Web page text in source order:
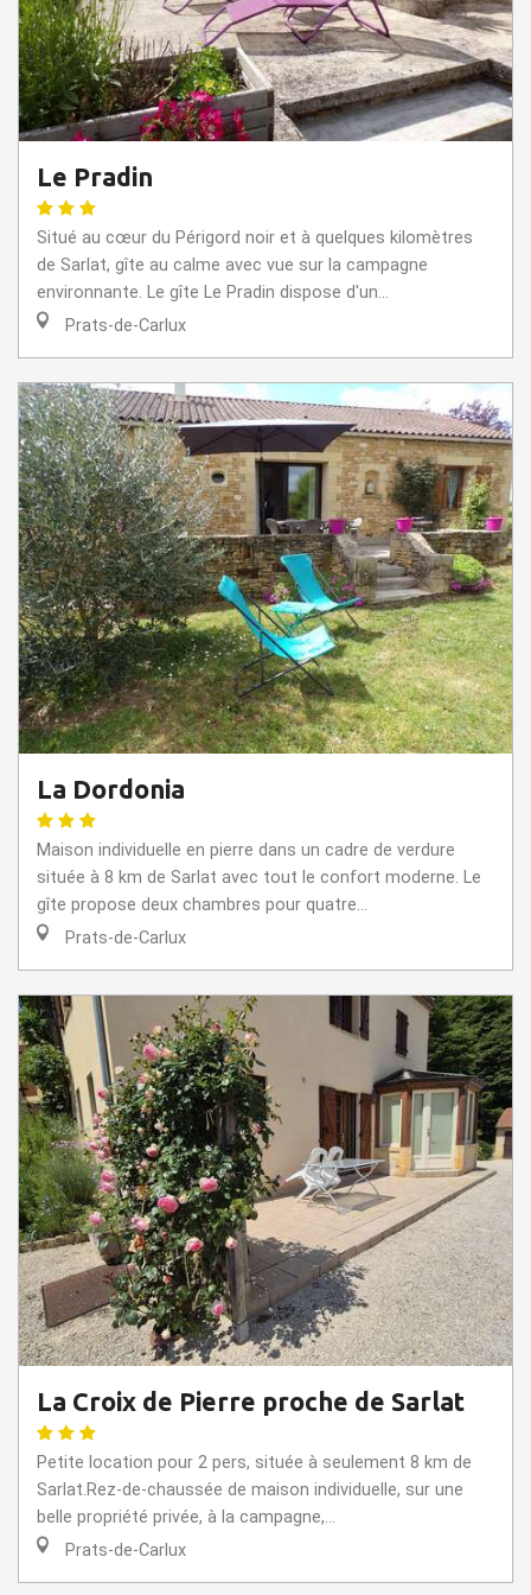
Le Pradin
Situé au cœur du Périgord noir et à quelques kilomètres
de Sarlat, gîte au calme avec vue sur la campagne
environnante. Le gîte Le Pradin dispose d'un...
Prats-de-Carlux
La Dordonia
Maison individuelle en pierre dans un cadre de verdure
située à 8 km de Sarlat avec tout le confort moderne. Le
gîte propose deux chambres pour quatre...
Prats-de-Carlux
La Croix de Pierre proche de Sarlat
Petite location pour 2 pers, située à seulement 8 km de
Sarlat.Rez-de-chaussée de maison individuelle, sur une
belle propriété privée, à la campagne,...
Prats-de-Carlux